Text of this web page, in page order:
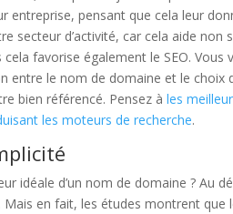
entreprise, pensant que cela leur
secteur d’activité, car cela aide
favorise également le SEO.
entre le nom de domaine et le
bien référencé. Pensez àles
les moteurs de recherche.
idéale d’un nom de domaine ? Au
Mais en fait, les études montrent